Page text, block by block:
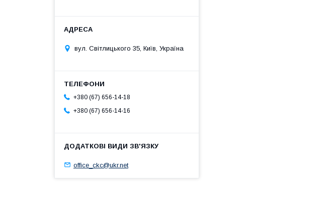
вул. Світлицького 35, Київ, Україна
+380 (67) 656-14-18
+380 (67) 656-14-16
office_ckc@ukr.net